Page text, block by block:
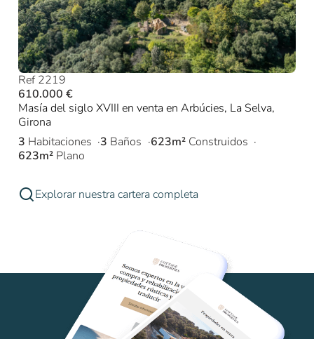
Ref 2219
610.000 €
Masía del siglo XVIII en venta en Arbúcies, La Selva,
Girona
3 Habitaciones 3 Baños 623m² Construidos
623m² Plano
Explorar nuestra cartera completa